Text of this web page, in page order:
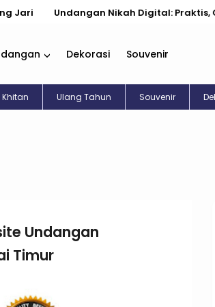
Undangan Nikah Digital: Praktis, Cantik, &
Dekorasi Souvenir
Khitan Ulang Tahun Souvenir
Undangan
Timur